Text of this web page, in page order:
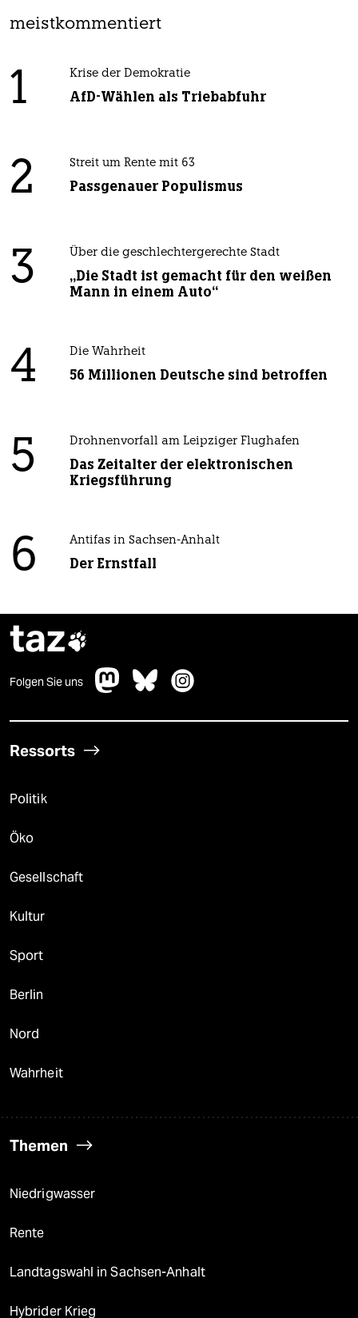
meistkommentiert
1 Krise der Demokratie
AfD-Wählen als Triebabfuhr
2 Streit um Rente mit 63
Passgenauer Populismus
3 Über die geschlechtergerechte Stadt
„Die Stadt ist gemacht für den weißen
Mann in einem Auto“
4 Die Wahrheit
56 Millionen Deutsche sind betroffen
5 Drohnenvorfall am Leipziger Flughafen
Das Zeitalter der elektronischen
Kriegsführung
6 Antifas in Sachsen-Anhalt
Der Ernstfall
taz
Folgen Sie uns
Ressorts
Politik
Öko
Gesellschaft
Kultur
Sport
Berlin
Nord
Wahrheit
Themen
Niedrigwasser
Rente
Landtagswahl in Sachsen-Anhalt
Hybrider Krieg